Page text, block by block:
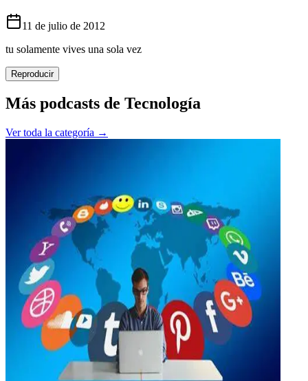
11 de julio de 2012
tu solamente vives una sola vez
Reproducir
Más podcasts de Tecnología
Ver toda la categoría →